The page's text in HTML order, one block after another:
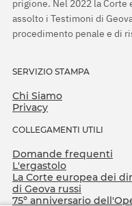
prigione. Nel 2022 la
assolto i Testimoni di
procedimento penale e di
SERVIZIO STAMPA
Chi Siamo
Privacy
COLLEGAMENTI UTILI
Domande frequenti
L'ergastolo
La Corte europea dei
di Geova russi
75º anniversario